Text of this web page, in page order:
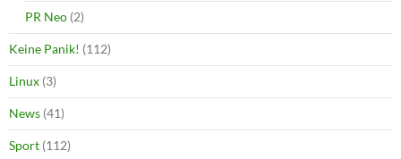
PR Neo (2)
Keine Panik! (112)
Linux (3)
News (41)
Sport (112)